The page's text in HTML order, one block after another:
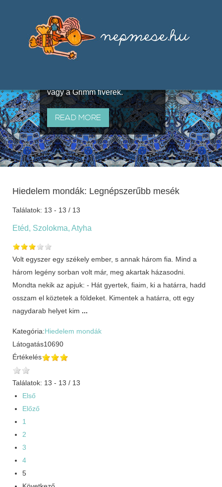
útján terjedő elbeszélésekből,
melyeket olyan ismert gyűjtők
állítottak össze, mint Benedek
vagy a Grimm fivérek.
READ MORE
Hiedelem mondák: Legnépszerűbb mesék
Találatok: 13 - 13 / 13
Etéd, Szolokma, Atyha
Volt egyszer egy székely ember, s annak három fia. Mind a
három legény sorban volt már, meg akartak házasodni.
Mondta nekik az apjuk: - Hát gyertek, fiaim, ki a határra, hadd
osszam el köztetek a földeket. Kimentek a határra, ott egy
nagydarab helyet kim ...
Kategória:Hiedelem mondák
Látogatás10690
Értékelés
Találatok: 13 - 13 / 13
Első
Előző
1
2
3
4
5